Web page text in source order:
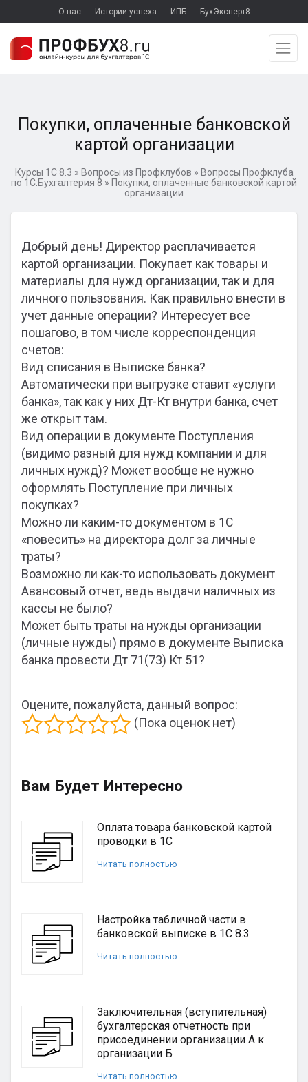
О нас Истории успеха ИПБ БухЭксперт8
Покупки, оплаченные банковской
картой организации
Курсы 1С 8.3 » Вопросы из Профклубов » Вопросы Профклуба
по 1С:Бухгалтерия 8 » Покупки, оплаченные банковской картой
организации
Добрый день! Директор расплачивается
картой организации. Покупает как товары и
материалы для нужд организации, так и для
личного пользования. Как правильно внести в
учет данные операции? Интересует все
пошагово, в том числе корреспонденция
счетов:
Вид списания в Выписке банка?
Автоматически при выгрузке ставит «услуги
банка», так как у них Дт-Кт внутри банка, счет
же открыт там.
Вид операции в документе Поступления
(видимо разный для нужд компании и для
личных нужд)? Может вообще не нужно
оформлять Поступление при личных
покупках?
Можно ли каким-то документом в 1С
«повесить» на директора долг за личные
траты?
Возможно ли как-то использовать документ
Авансовый отчет, ведь выдачи наличных из
кассы не было?
Может быть траты на нужды организации
(личные нужды) прямо в документе Выписка
банка провести Дт 71(73) Кт 51?
Оцените, пожалуйста, данный вопрос:
(Пока оценок нет)
Вам Будет Интересно
Оплата товара банковской картой
проводки в 1С
Читать полностью
Настройка табличной части в
банковской выписке в 1С 8.3
Читать полностью
Заключительная (вступительная)
бухгалтерская отчетность при
присоединении организации А к
организации Б
Читать полностью